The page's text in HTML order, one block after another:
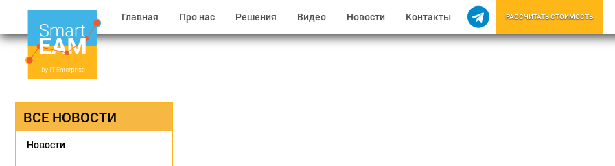
Главная Про нас Решения Видео Новости Контакты РАССЧИТАТЬ СТОИМОСТЬ
ВСЕ НОВОСТИ
Новости